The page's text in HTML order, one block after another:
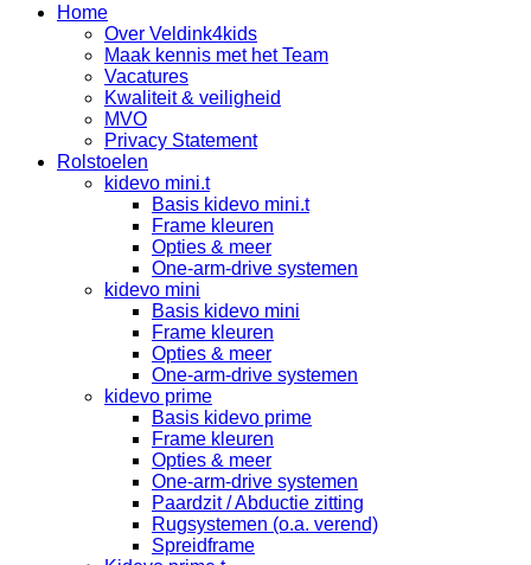
Home
Over Veldink4kids
Maak kennis met het Team
Vacatures
Kwaliteit & veiligheid
MVO
Privacy Statement
Rolstoelen
kidevo mini.t
Basis kidevo mini.t
Frame kleuren
Opties & meer
One-arm-drive systemen
kidevo mini
Basis kidevo mini
Frame kleuren
Opties & meer
One-arm-drive systemen
kidevo prime
Basis kidevo prime
Frame kleuren
Opties & meer
One-arm-drive systemen
Paardzit / Abductie zitting
Rugsystemen (o.a. verend)
Spreidframe